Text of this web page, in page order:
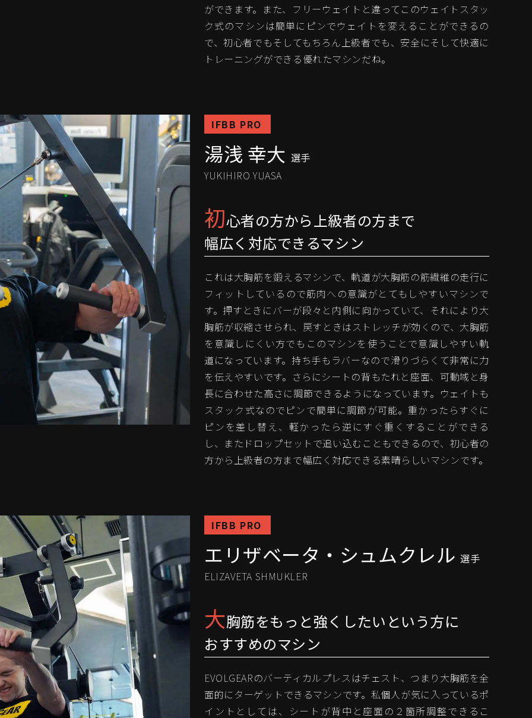
ができます。また、フリーウェイトと違ってこのウェイトスタッ
ク式のマシンは簡単にピンでウェイトを変えることができるの
で、初心者でもそしてもちろん上級者でも、安全にそして快適に
トレーニングができる優れたマシンだね。
IFBB PRO
湯浅 幸大 選手
YUKIHIRO YUASA
初心者の方から上級者の方まで
幅広く対応できるマシン
これは大胸筋を鍛えるマシンで、軌道が大胸筋の筋繊維の走行に
フィットしているので筋肉への意識がとてもしやすいマシンで
す。押すときにバーが段々と内側に向かっていて、それにより大
胸筋が収縮させられ、戻すときはストレッチが効くので、大胸筋
を意識しにくい方でもこのマシンを使うことで意識しやすい軌
道になっています。持ち手もラバーなので滑りづらくて非常に力
を伝えやすいです。さらにシートの背もたれと座面、可動域と身
長に合わせた高さに調節できるようになっています。ウェイトも
スタック式なのでピンで簡単に調節が可能。重かったらすぐに
ピンを差し替え、軽かったら逆にすぐ重くすることができる
し、またドロップセットで追い込むこともできるので、初心者の
方から上級者の方まで幅広く対応できる素晴らしいマシンです。
IFBB PRO
エリザベータ・シュムクレル 選手
ELIZAVETA SHMUKLER
大胸筋をもっと強くしたいという方に
おすすめのマシン
EVOLGEARのバーティカルプレスはチェスト、つまり大胸筋を全
面的にターゲットできるマシンです。私個人が気に入っているポ
イントとしては、シートが背中と座面の２箇所調整できるこ